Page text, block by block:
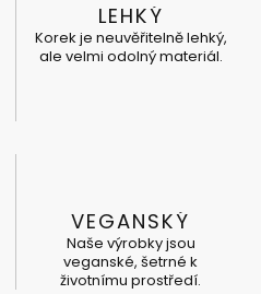
LEHKÝ
Korek je neuvěřitelně lehký,
ale velmi odolný materiál.
VEGANSKÝ
Naše výrobky jsou
veganské, šetrné k
životnímu prostředí.